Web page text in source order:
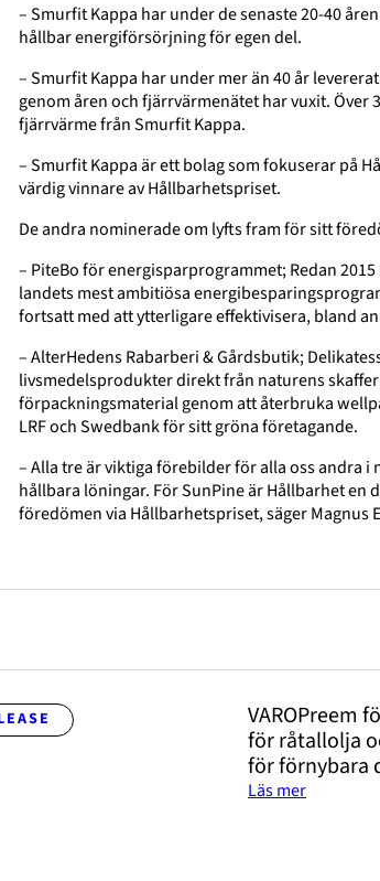
– Smurfit Kappa har under de senaste 20-40
hållbar energiförsörjning för egen del.
– Smurfit Kappa har under mer än 40 år
genom åren och fjärrvärmenätet har vuxit. Över
fjärrvärme från Smurfit Kappa.
– Smurfit Kappa är ett bolag som fokuserar på
värdig vinnare av Hållbarhetspriset.
De andra nominerade om lyfts fram för sitt
– PiteBo för energisparprogrammet; Redan
landets mest ambitiösa
fortsatt med att ytterligare effektivisera, bland
– AlterHedens Rabarberi & Gårdsbutik;
livsmedelsprodukter direkt från naturens
förpackningsmaterial genom att återbruka
LRF och Swedbank för sitt gröna företagande.
– Alla tre är viktiga förebilder för alla oss andra
hållbara löningar. För SunPine är Hållbarhet en
föredömen via Hållbarhetspriset, säger Magnus
VAROPreem
för råtallolja
för förnybara
Läs mer